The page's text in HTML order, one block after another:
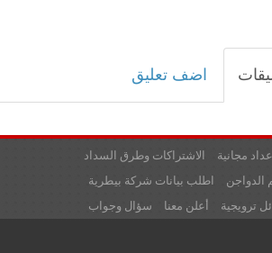
اضف تعليق
الاشتراكات وطرق السداد
مجانية
اطلب بيانات شركة بيطرية
الدواجن
سؤال وجواب
أعلن معنا ترويجية